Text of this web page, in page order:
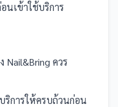
เข้าใช้บริการ
Nail&Bring ควร
ริการให้ครบถ้วนก่อน